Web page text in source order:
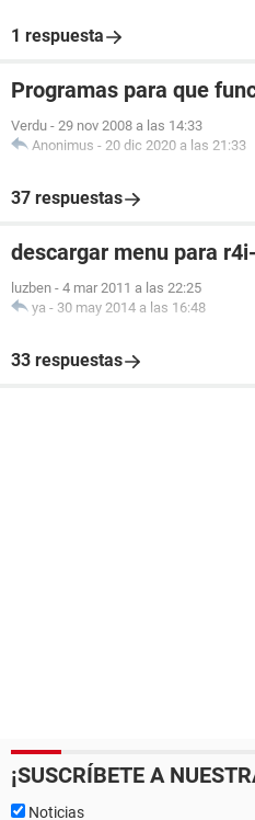
1 respuesta
Programas para que
Verdu - 29 nov 2008 a las 14:33
Anonimus - 20 dic 2020 a las 21:33
37 respuestas
descargar menu para
luzben - 4 mar 2011 a las 22:25
ya - 30 may 2014 a las 16:48
33 respuestas
¡SUSCRÍBETE A
Noticias